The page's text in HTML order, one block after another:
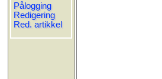
Pålogging
Redigering
Red. artikkel